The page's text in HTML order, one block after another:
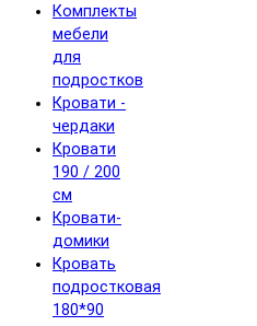
Комплекты
мебели
для
подростков
Кровати -
чердаки
Кровати
190 / 200
см
Кровати-
домики
Кровать
подростковая
180*90